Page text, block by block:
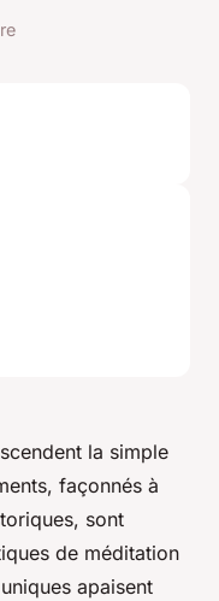
la simple
façonnés à
sont
de méditation
apaisent